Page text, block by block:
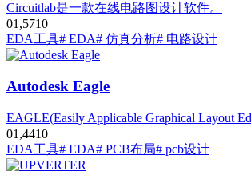
Circuitlab是一款在线电路图设计软件。
01,5710
EDA工具# EDA# 仿真分析# 电路设计
Autodesk Eagle
EAGLE(Easily Applicable Graphical Layout
01,4410
EDA工具# EDA# PCB布局# pcb设计